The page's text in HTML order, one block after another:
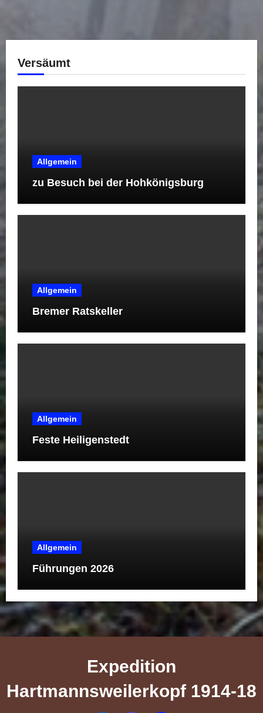
Versäumt
Allgemein
zu Besuch bei der Hohkönigsburg
Allgemein
Bremer Ratskeller
Allgemein
Feste Heiligenstedt
Allgemein
Führungen 2026
Expedition
Hartmannsweilerkopf 1914-18